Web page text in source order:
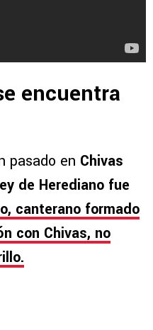
encuentra
pasado en Chivas
de Herediano fue
canterano formado
con Chivas, no